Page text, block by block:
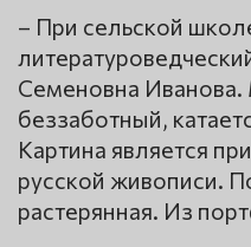
– При сельской
Семеновна
беззаботный,
Картина является
русской живописи.
растерянная. Из